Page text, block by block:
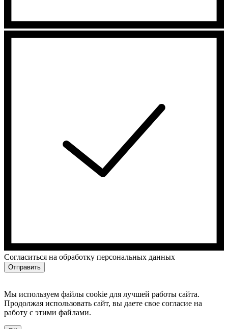
Cогласиться на обработку персональных данных
Отправить
Мы используем файлы cookie для лучшей работы сайта.
Продолжая использовать сайт, вы даете свое согласие на
работу с этими файлами.